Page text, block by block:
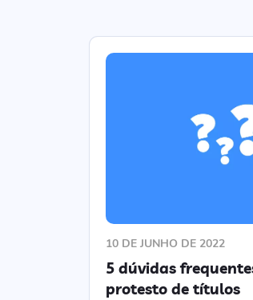
10 DE JUNHO DE 2022
5 dúvidas
protesto de títulos